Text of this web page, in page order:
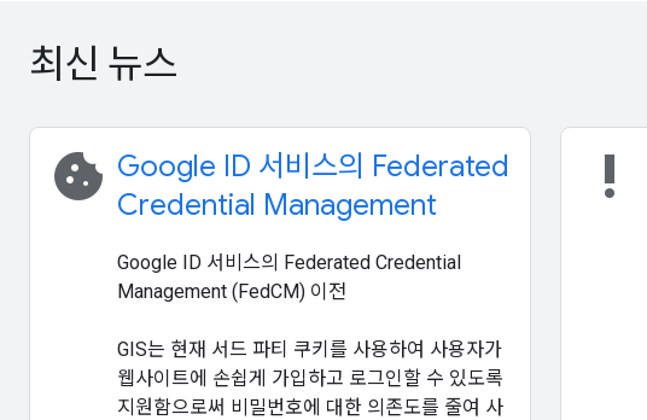
최신 뉴스
cookie Google ID 서비스의 Federated
Credential Management
Google ID 서비스의 Federated Credential
Management (FedCM) 이전
GIS는 현재 서드 파티 쿠키를 사용하여 사용자가
웹사이트에 손쉽게 가입하고 로그인할 수 있도록
지원함으로써 비밀번호에 대한 의존도를 줄여 사
priority_high